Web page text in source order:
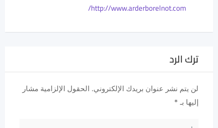
http://www.arderborelnot.com/
ترك الرد
لن يتم نشر عنوان بريدك الإلكتروني. الحقول الإلزامية مشار
إليها بـ *